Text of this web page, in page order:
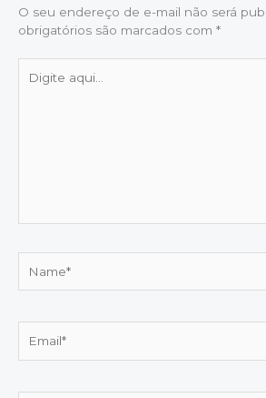
O seu endereço de e-mail não será
obrigatórios são marcados com *
aqui...